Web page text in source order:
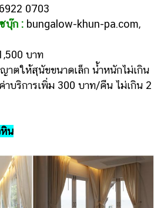
0703
บุ๊ก : bungalow-khun-pa.com,
บาท
าตให้สุนัขขนาดเล็ก น้ำหนักไม่เกิน
าบริการเพิ่ม 300 บาท/คืน ไม่เกิน 2
น